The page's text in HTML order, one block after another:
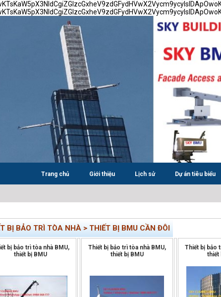
Trang chủ Giới thiệu Lịch sử Dự án tiêu biểu
BỊ BẢO TRÌ TÒA NHÀ > THIẾT BỊ BMU CẦN ĐÔI
bị bảo trì tòa nhà BMU,
thiết bị BMU
Thiết bị bảo trì tòa nhà BMU,
thiết bị BMU
Thiết bị bảo
thiết